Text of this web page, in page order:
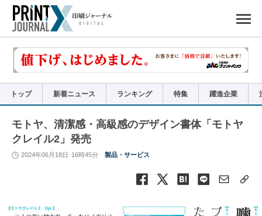
で
リ
トップ 新着ニュース ランキング 特集 躍進企業
モトヤ、清潔感・高級感のデザイン書体「モトヤ
クレイル2」発売
2024年06月18日 16時45分 製品・サービス